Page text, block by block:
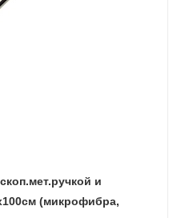
и
(микрофибра,